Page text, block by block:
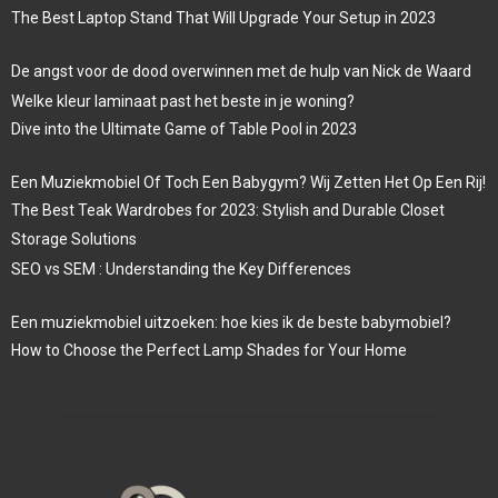
The Best Laptop Stand That Will Upgrade Your Setup in 2023
De angst voor de dood overwinnen met de hulp van Nick de Waard
Welke kleur laminaat past het beste in je woning?
Dive into the Ultimate Game of Table Pool in 2023
Een Muziekmobiel Of Toch Een Babygym? Wij Zetten Het Op Een Rij!
The Best Teak Wardrobes for 2023: Stylish and Durable Closet
Storage Solutions
SEO vs SEM : Understanding the Key Differences
Een muziekmobiel uitzoeken: hoe kies ik de beste babymobiel?
How to Choose the Perfect Lamp Shades for Your Home